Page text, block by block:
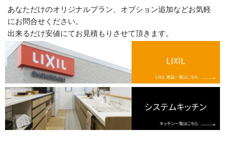
あなただけのオリジナルプラン、オプション追加などお気軽
にお問合せください。
出来るだけ安値にてお見積もりさせて頂きます。